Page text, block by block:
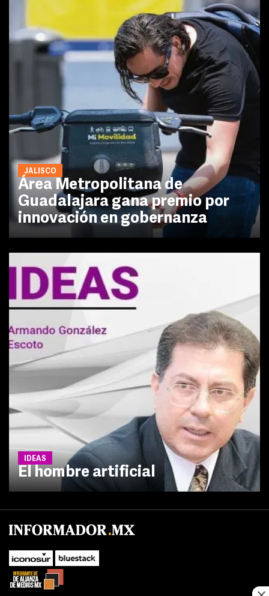
JALISCO
Área Metropolitana de
Guadalajara gana premio por
innovación en gobernanza
IDEAS
El hombre artificial